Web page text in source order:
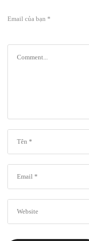
Email của bạn *